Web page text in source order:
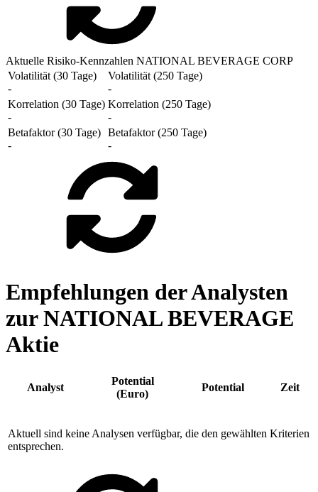
Aktuelle Risiko-Kennzahlen NATIONAL BEVERAGE CORP
Volatilität (30 Tage)
-
Volatilität (250 Tage)
-
Korrelation (30 Tage)
-
Korrelation (250 Tage)
-
Betafaktor (30 Tage)
-
Betafaktor (250 Tage)
-
Empfehlungen der Analysten
zur NATIONAL BEVERAGE
Aktie
Analyst
Potential
(Euro)
Potential Zeit
Aktuell sind keine Analysen verfügbar, die den gewählten Kriterien
entsprechen.